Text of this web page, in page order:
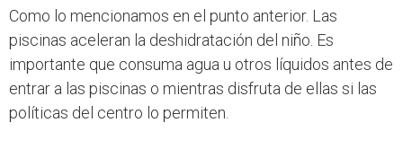
Como lo mencionamos en el punto anterior. Las
piscinas aceleran la deshidratación del niño. Es
importante que consuma agua u otros líquidos antes de
entrar a las piscinas o mientras disfruta de ellas si las
políticas del centro lo permiten.